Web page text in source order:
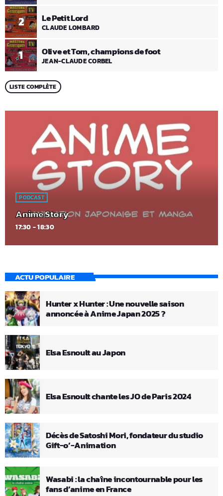
1 Olive et Tom, champions de foot
JEAN-CLAUDE CORBEL
2 Le Petit Lord
CLAUDE LOMBARD
LISTE COMPLÈTE
PODCAST
Anime Story
17:30 - 18:30
ACTU POPULAIRE
Hunter x Hunter : Une nouvelle saison
annoncée à Anime Japan 2025 ?
Elsa Esnoult au Japon
Elsa Esnoult chante les JO de Paris 2024
Décès de Satoshi Mori, fondateur du studio
Gift-o’-Animation
Wasabi : la chaîne incontournable pour les
fans d’anime en France